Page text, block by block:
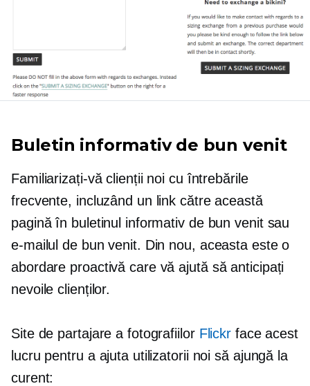
Buletin informativ de bun venit
Familiarizați-vă clienții noi cu întrebările
frecvente, incluzând un link către această
pagină în buletinul informativ de bun venit sau
e-mailul de bun venit. Din nou, aceasta este o
abordare proactivă care vă ajută să anticipați
nevoile clienților.
Site de partajare a fotografiilor Flickr face acest
lucru pentru a ajuta utilizatorii noi să ajungă la
curent: